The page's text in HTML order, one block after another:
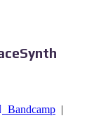
Bandcamp |